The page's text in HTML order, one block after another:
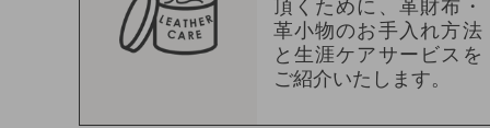
頂くために、革財布・
革小物のお手入れ方法
と生涯ケアサービスを
ご紹介いたします。